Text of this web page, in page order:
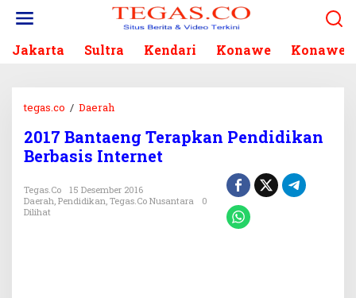
Jakarta Sultra Kendari Konawe Konawe
tegas.co / Daerah
1
7
a
n
2017 Bantaeng Terapkan Pendidikan
Berbasis Internet
Tegas.co
15 Desember 2016
Daerah, Pendidikan, Tegas.co Nusantara
0
Dilihat